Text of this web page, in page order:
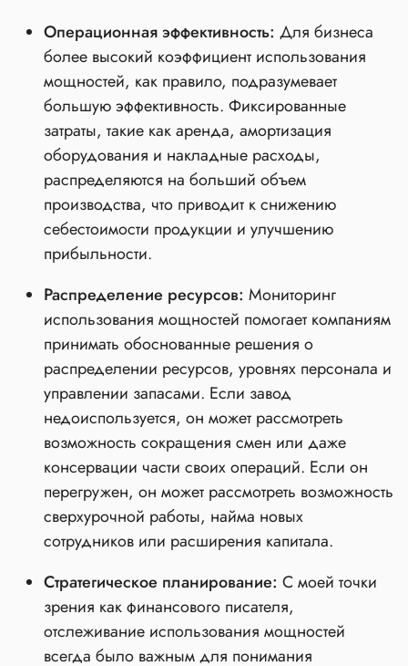
Операционная эффективность: Для бизнеса
более высокий коэффициент использования
мощностей, как правило, подразумевает
большую эффективность. Фиксированные
затраты, такие как аренда, амортизация
оборудования и накладные расходы,
распределяются на больший объем
производства, что приводит к снижению
себестоимости продукции и улучшению
прибыльности.
Распределение ресурсов: Мониторинг
использования мощностей помогает компаниям
принимать обоснованные решения о
распределении ресурсов, уровнях персонала и
управлении запасами. Если завод
недоиспользуется, он может рассмотреть
возможность сокращения смен или даже
консервации части своих операций. Если он
перегружен, он может рассмотреть возможность
сверхурочной работы, найма новых
сотрудников или расширения капитала.
Стратегическое планирование: С моей точки
зрения как финансового писателя,
отслеживание использования мощностей
всегда было важным для понимания